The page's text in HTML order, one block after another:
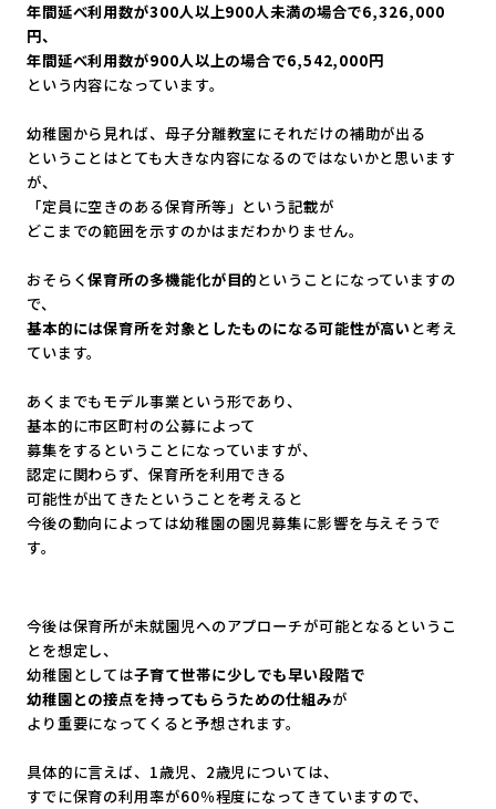
年間延べ利用数が300人以上900人未満の場合で6,326,000
円、
年間延べ利用数が900人以上の場合で6,542,000円
という内容になっています。
幼稚園から見れば、母子分離教室にそれだけの補助が出る
ということはとても大きな内容になるのではないかと思います
が、
「定員に空きのある保育所等」という記載が
どこまでの範囲を示すのかはまだわかりません。
おそらく保育所の多機能化が目的ということになっていますの
で、
基本的には保育所を対象としたものになる可能性が高いと考え
ています。
あくまでもモデル事業という形であり、
基本的に市区町村の公募によって
募集をするということになっていますが、
認定に関わらず、保育所を利用できる
可能性が出てきたということを考えると
今後の動向によっては幼稚園の園児募集に影響を与えそうで
す。
今後は保育所が未就園児へのアプローチが可能となるというこ
とを想定し、
幼稚園としては子育て世帯に少しでも早い段階で
幼稚園との接点を持ってもらうための仕組みが
より重要になってくると予想されます。
具体的に言えば、1歳児、2歳児については、
すでに保育の利用率が60％程度になってきていますので、